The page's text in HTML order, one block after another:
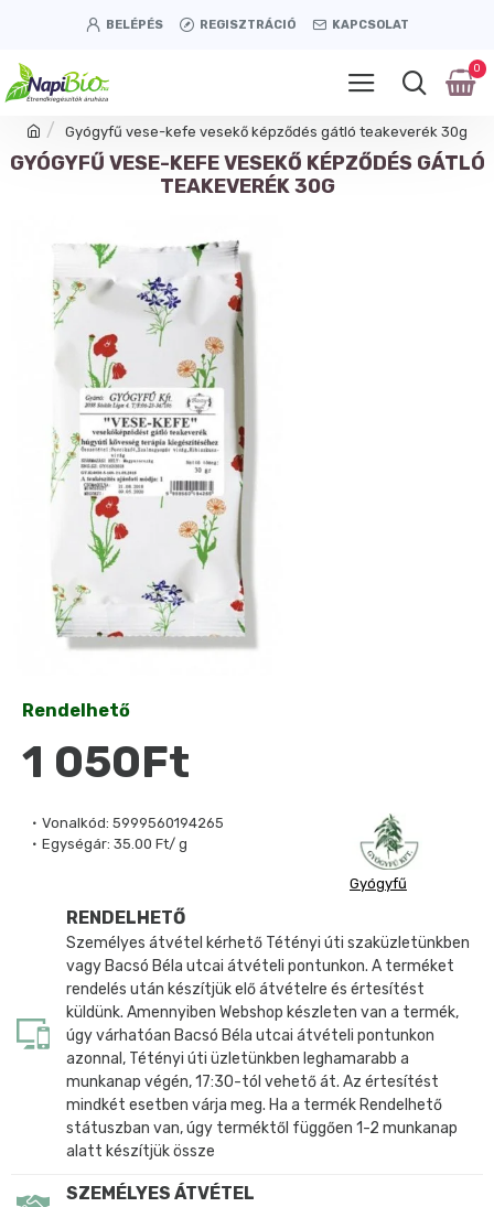
BELÉPÉS REGISZTRÁCIÓ KAPCSOLAT
0
Gyógyfű vese-kefe vesekő képződés gátló teakeverék 30g
GYÓGYFŰ VESE-KEFE VESEKŐ KÉPZŐDÉS GÁTLÓ
TEAKEVERÉK 30G
Vonalkód: 5999560194265
Egységár: 35.00 Ft/ g
Gyógyfű
Rendelhető
1 050Ft
RENDELHETŐ
Személyes átvétel kérhető Tétényi úti szaküzletünkben
vagy Bacsó Béla utcai átvételi pontunkon. A terméket
rendelés után készítjük elő átvételre és értesítést
küldünk. Amennyiben Webshop készleten van a termék,
úgy várhatóan Bacsó Béla utcai átvételi pontunkon
azonnal, Tétényi úti üzletünkben leghamarabb a
munkanap végén, 17:30-tól vehető át. Az értesítést
mindkét esetben várja meg. Ha a termék Rendelhető
státuszban van, úgy terméktől függően 1-2 munkanap
alatt készítjük össze
SZEMÉLYES ÁTVÉTEL